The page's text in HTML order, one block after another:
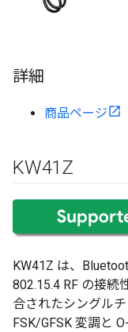
詳細
商品ページ
KW41Z
KW41Z は、
802.15.4 RF の接続
合されたシングル
FSK/GFSK 変調と